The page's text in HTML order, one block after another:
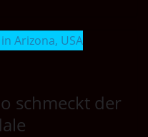
schmeckt der